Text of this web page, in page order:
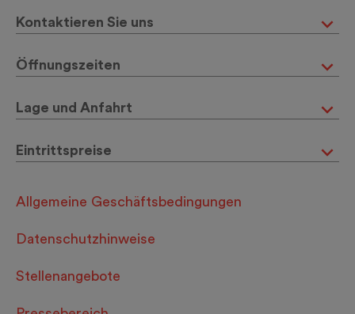
Kontaktieren Sie uns
Öffnungszeiten
Lage und Anfahrt
Eintrittspreise
Allgemeine Geschäftsbedingungen
Datenschutzhinweise
Stellenangebote